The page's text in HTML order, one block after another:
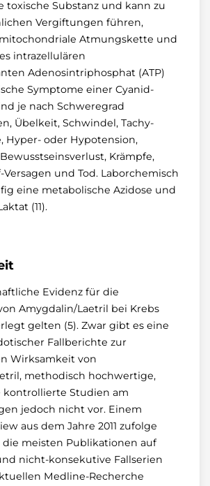
toxische Substanz und kann zu
Vergiftungen führen,
Atmungskette und
intrazellulären
Adenosintriphosphat (ATP)
Symptome einer Cyanid-
je nach Schweregrad
Übelkeit, Schwindel, Tachy-
Hyper- oder Hypotension,
Krämpfe,
Versagen und Tod. Laborchemisch
eine metabolische Azidose und
(11).
Evidenz für die
Amygdalin/Laetril bei Krebs
gelten (5). Zwar gibt es eine
Fallberichte zur
Wirksamkeit von
methodisch hochwertige,
kontrollierte Studien am
jedoch nicht vor. Einem
aus dem Jahre 2011 zufolge
die meisten Publikationen auf
nicht-konsekutive Fallserien
Medline-Recherche